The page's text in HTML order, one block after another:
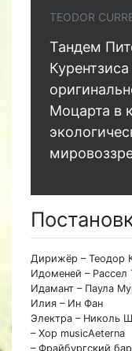
TEODOR
Тандем
Моцарта в
Дирижёр – Теодор
Идоменей – Рассел
Идамант – Паула
Илия – Ин Фан
Электра – Николь
– Хор musicAeterna
– Фрайбургский